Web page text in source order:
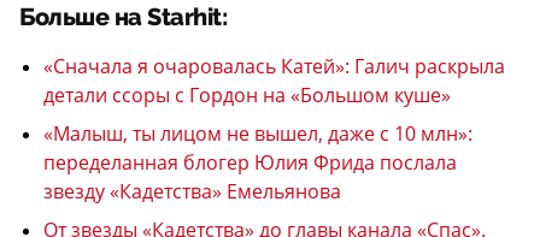
Больше на Starhit:
«Сначала я очаровалась Катей»: Галич раскрыла
детали ссоры с Гордон на «Большом куше»
«Малыш, ты лицом не вышел, даже с 10 млн»:
переделанная блогер Юлия Фрида послала
звезду «Кадетства» Емельянова
От звезды «Кадетства» до главы канала «Спас».